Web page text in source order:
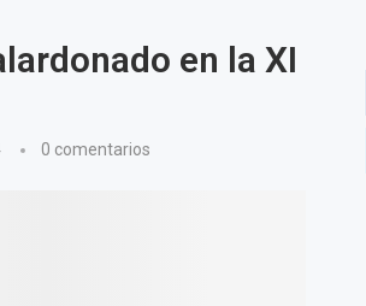
en la XI
0 comentarios